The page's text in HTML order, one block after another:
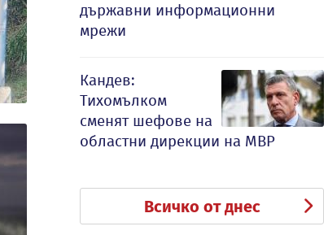
държавни информационни
мрежи
Кандев:
Тихомълком
сменят шефове на
областни дирекции на МВР
Всичко от днес